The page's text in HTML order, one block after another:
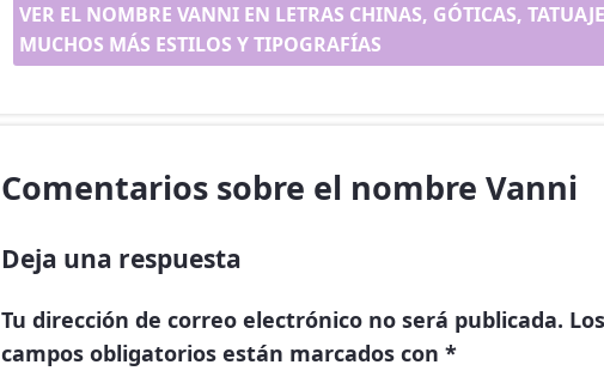
VER EL NOMBRE VANNI EN LETRAS CHINAS, GÓTICAS,
MUCHOS MÁS ESTILOS Y TIPOGRAFÍAS
Comentarios sobre el nombre Vanni
Deja una respuesta
Tu dirección de correo electrónico no será publicada. Los
campos obligatorios están marcados con *